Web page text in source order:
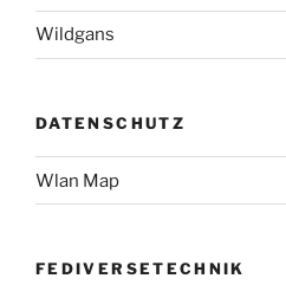
Wildgans
DATENSCHUTZ
Wlan Map
FEDIVERSETECHNIK